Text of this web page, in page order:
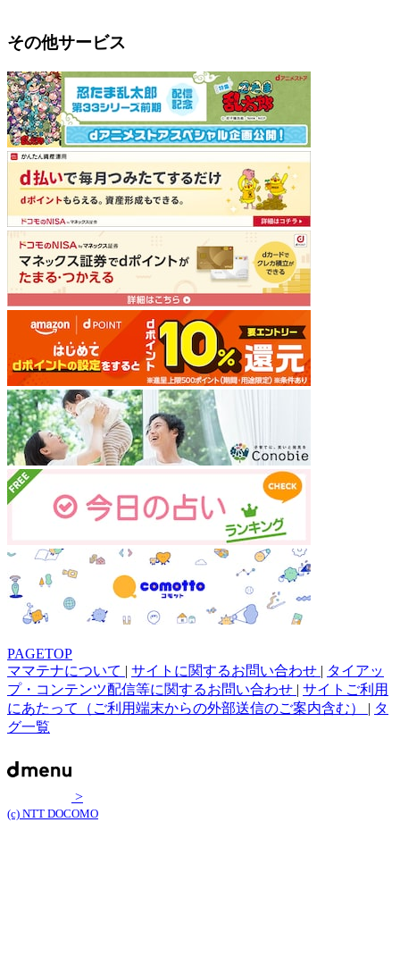
その他サービス
PAGETOP
ママテナについて | サイトに関するお問い合わせ | タイアッ
プ・コンテンツ配信等に関するお問い合わせ | サイトご利用
にあたって（ご利用端末からの外部送信のご案内含む） | タ
グ一覧
>
(c) NTT DOCOMO